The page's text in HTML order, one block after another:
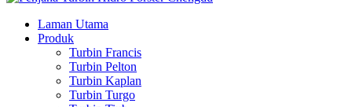
Laman Utama
Produk
Turbin Francis
Turbin Pelton
Turbin Kaplan
Turbin Turgo